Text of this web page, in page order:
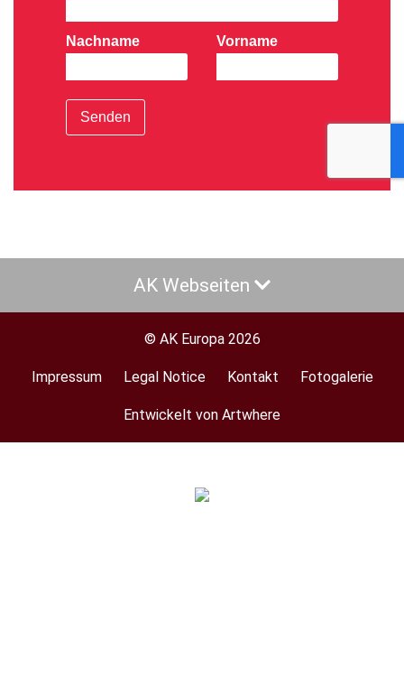
Nachname Vorname
Senden
AK Webseiten
© AK Europa 2026
Footer
Impressum Legal Notice Kontakt Fotogalerie
Entwickelt von Artwhere